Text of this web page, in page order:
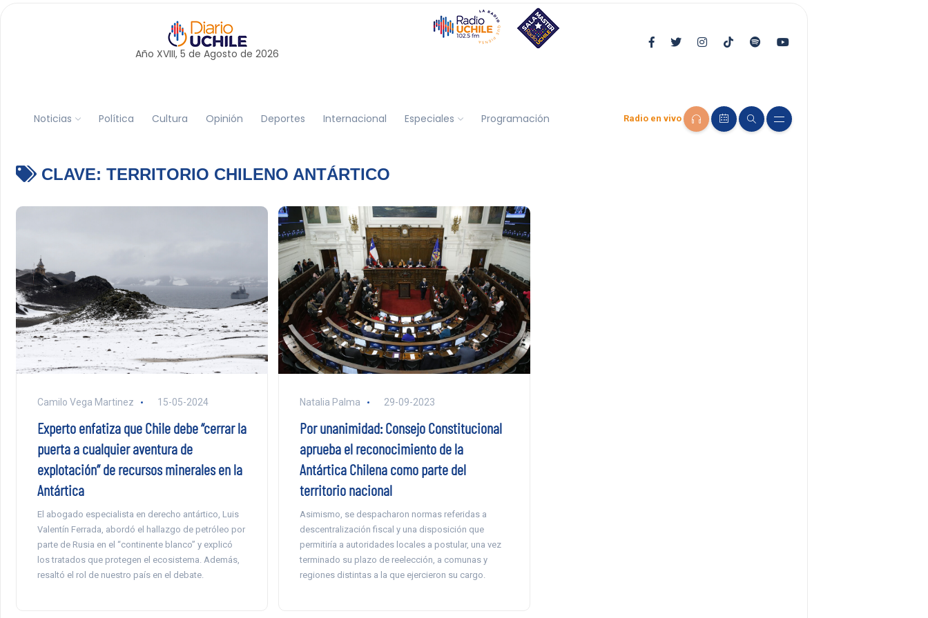
Año XVIII, 5 de Agosto de 2026
Noticias Política Cultura Opinión Deportes Internacional Especiales Programación Radio en vivo
CLAVE: TERRITORIO CHILENO ANTÁRTICO
Camilo Vega Martinez 15-05-2024
Experto enfatiza que Chile debe “cerrar la
puerta a cualquier aventura de
explotación” de recursos minerales en la
Antártica
El abogado especialista en derecho antártico, Luis
Valentín Ferrada, abordó el hallazgo de petróleo por
parte de Rusia en el “continente blanco” y explicó
los tratados que protegen el ecosistema. Además,
resaltó el rol de nuestro país en el debate.
Natalia Palma 29-09-2023
Por unanimidad: Consejo Constitucional
aprueba el reconocimiento de la
Antártica Chilena como parte del
territorio nacional
Asimismo, se despacharon normas referidas a
descentralización fiscal y una disposición que
permitiría a autoridades locales a postular, una vez
terminado su plazo de reelección, a comunas y
regiones distintas a la que ejercieron su cargo.